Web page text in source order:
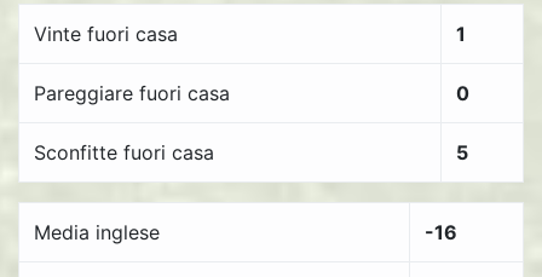
Vinte fuori casa 1
Pareggiare fuori casa 0
Sconfitte fuori casa 5
Media inglese -16